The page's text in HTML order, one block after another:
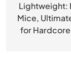
导
航
Lightweight:
Mice,
for